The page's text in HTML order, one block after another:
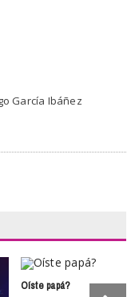
García Ibáñez
Oíste papá?